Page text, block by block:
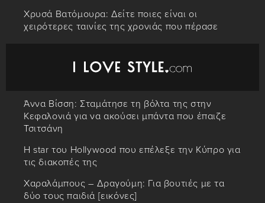
Χρυσά Βατόμουρα: Δείτε ποιες είναι οι
χειρότερες ταινίες της χρονιάς που πέρασε
Άννα Βίσση: Σταμάτησε τη βόλτα της στην
Κεφαλονιά για να ακούσει μπάντα που έπαιζε
Τσιτσάνη
Η star του Hollywood που επέλεξε την Κύπρο για
τις διακοπές της
Χαραλάμπους – Δραγούμη: Για βουτιές με τα
δύο τους παιδιά [εικόνες]